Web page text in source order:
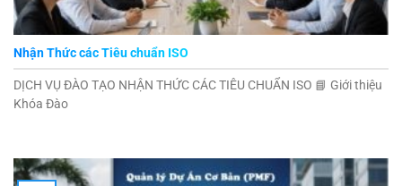
Nhận Thức các Tiêu chuẩn ISO
DỊCH VỤ ĐÀO TẠO NHẬN THỨC CÁC TIÊU CHUẨN ISO 📘 Giới thiệu
Khóa Đào